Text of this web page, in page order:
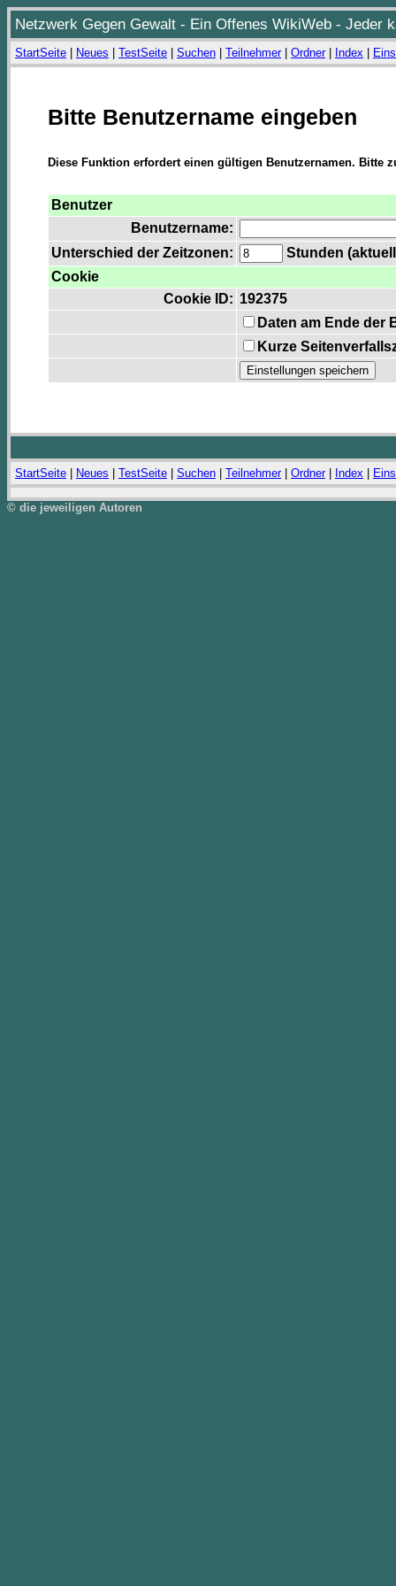
Netzwerk Gegen Gewalt - Ein Offenes WikiWeb - Jeder
StartSeite Neues TestSeite Suchen Teilnehmer| Ordner| Index
Bitte Benutzername eingeben
Diese Funktion erfordert einen gültigen Benutzernamen. Bitte
Benutzer
Benutzername:
Unterschied der Zeitzonen:
Stunden
Cookie
Cookie ID: 192375
Daten am Ende der
Kurze
StartSeite Neues TestSeite Suchen Teilnehmer| Ordner| Index
© die jeweiligen Autoren